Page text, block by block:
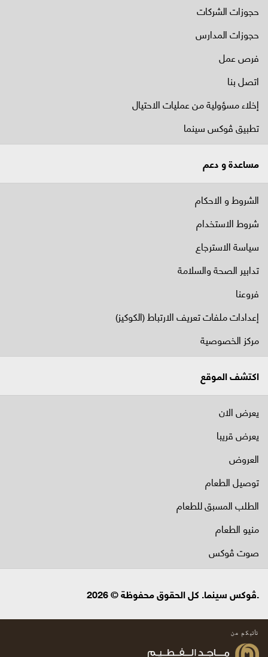
حجوزات الشركات
حجوزات المدارس
فرص عمل
اتصل بنا
إخلاء مسؤولية من عمليات الاحتيال
تطبيق ڤوكس سينما
مساعدة و دعم
الشروط و الاحكام
شروط الاستخدام
سياسة الاسترجاع
تدابير الصحة والسلامة
فروعنا
إعدادات ملفات تعريف الارتباط (الكوكيز)
مركز الخصوصية
اكتشف الموقع
يعرض الان
يعرض قريبا
العروض
توصيل الطعام
الطلب المسبق للطعام
منيو الطعام
صوت ڤوكس
.ڤوكس سينما. كل الحقوق محفوظة © 2026